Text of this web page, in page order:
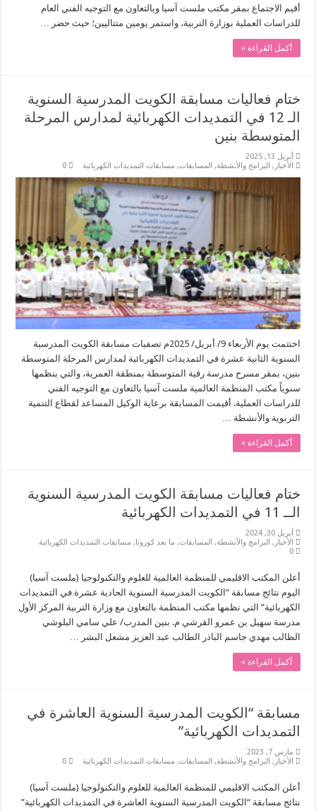
أقيم الاجتماع بمقر مكتب ملست آسيا وبالتعاون مع التوجيه الفني العام
للدراسات العملية بوزارة التربية، واستمر يومين متتاليين؛ حيث حضر …
أكمل القراءة »
ختام فعاليات مسابقة الكويت المدرسية السنوية
الـ 12 في التمديدات الكهربائية لمدارس المرحلة
المتوسطة بنين
أبريل 13, 2025
الأخبار , البرامج والأنشطة, المسابقات, مسابقات التمديدات الكهربائية 0
اختتمت يوم الأربعاء 9/ أبريل/ 2025م تصفيات مسابقة الكويت المدرسية
السنوية الثانية عشرة في التمديدات الكهربائية لمدارس المرحلة المتوسطة
بنين، بمقر مسرح مدرسة رقية المتوسطة بمنطقة العمرية، والتي ينظمها
سنوياً مكتب المنظمة العالمية ملست آسيا بالتعاون مع التوجيه الفني
للدراسات العملية. أقيمت المسابقة برعاية الوكيل المساعد لقطاع التنمية
التربوية والأنشطة …
أكمل القراءة »
ختام فعاليات مسابقة الكويت المدرسية السنوية
الــ 11 في التمديدات الكهربائية
أبريل 30, 2024
الأخبار , البرامج والأنشطة, المسابقات, ما بعد كورونا, مسابقات التمديدات الكهربائية
0
أعلن المكتب الاقليمي للمنظمة العالمية للعلوم والتكنولوجيا (ملست آسيا)
اليوم نتائج مسابقة “الكويت المدرسية السنوية الحادية عشرة في التمديدات
الكهربائية” التي نظمها مكتب المنظمة بالتعاون مع وزارة التربية المركز الأول
مدرسة سهيل بن عمرو القرشي م. بنين المدرب/ علي سامي البلوشي
الطالب مهدي جاسم الباذر الطالب عبد العزيز مشعل البشر …
أكمل القراءة »
مسابقة “الكويت المدرسية السنوية العاشرة في
التمديدات الكهربائية”
مارس 7, 2023
الأخبار , البرامج والأنشطة, المسابقات, مسابقات التمديدات الكهربائية 0
أعلن المكتب الاقليمي للمنظمة العالمية للعلوم والتكنولوجيا (ملست آسيا)
نتائج مسابقة “الكويت المدرسية السنوية العاشرة في التمديدات الكهربائية”